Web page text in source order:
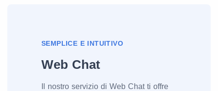
SEMPLICE E INTUITIVO
Web Chat
Il nostro servizio di Web Chat ti offre